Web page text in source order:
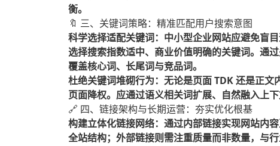
衡。
🔖 三、关键词策略：精准匹配用户搜索意图
科学选择适配关键词：中小型企业网站应避免盲
选择搜索指数适中、商业价值明确的关键词。通
覆盖核心词、长尾词与竞品词。
杜绝关键词堆砌行为：无论是页面 TDK 还是正
页面降权。应通过语义相关词扩展、自然融入上
🔗 四、链接架构与长期运营：夯实优化根基
构建立体化链接网络：通过内部链接实现网站内
全站结构；外部链接则需注重质量而非数量，与